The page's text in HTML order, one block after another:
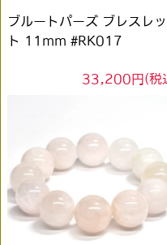
ブルートパーズ ブレスレッ
ト 11mm #RK017
33,200円(税